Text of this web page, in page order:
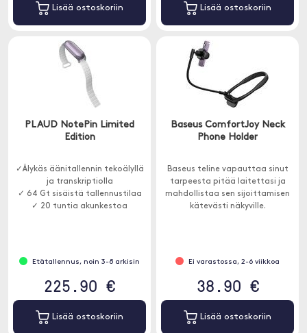
Lisää ostoskoriin Lisää ostoskoriin
PLAUD NotePin Limited
Edition
✓Älykäs äänitallennin tekoälyllä
ja transkriptiolla
✓ 64 Gt sisäistä tallennustilaa
✓ 20 tuntia akunkestoa
Etätallennus, noin 3-8 arkisin
225.90 €
Lisää ostoskoriin
Baseus ComfortJoy Neck
Phone Holder
Baseus teline vapauttaa sinut
tarpeesta pitää laitettasi ja
mahdollistaa sen sijoittamisen
kätevästi näkyville.
Ei varastossa, 2-6 viikkoa
38.90 €
Lisää ostoskoriin